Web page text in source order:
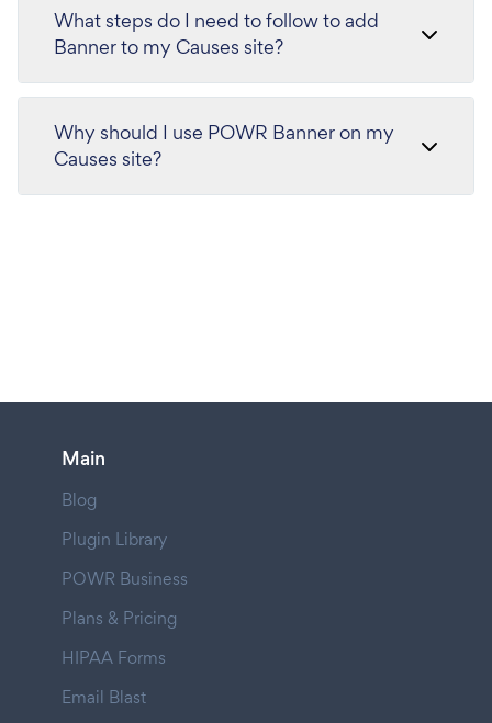
What steps do I need to follow to add
Banner to my Causes site?
Why should I use POWR Banner on my
Causes site?
Main
Blog
Plugin Library
POWR Business
Plans & Pricing
HIPAA Forms
Email Blast